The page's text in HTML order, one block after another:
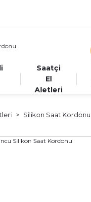
Saatçi
El
Aletleri
Silikon Saat Kordonu